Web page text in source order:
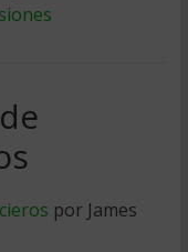
por James